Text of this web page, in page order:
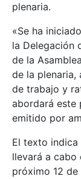
plenaria.
«Se ha
la Delegación
de la
de la
de trabajo y
abordará este
emitido por
El texto
llevará a cabo
próximo 12